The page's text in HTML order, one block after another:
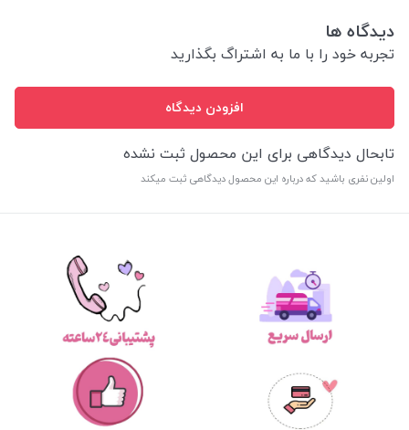
دیدگاه ها
تجربه خود را با ما به اشتراگ بگذارید
افزودن دیدگاه
تابحال دیدگاهی برای این محصول ثبت نشده
اولین نفری باشید که درباره این محصول دیدگاهی ثبت میکند